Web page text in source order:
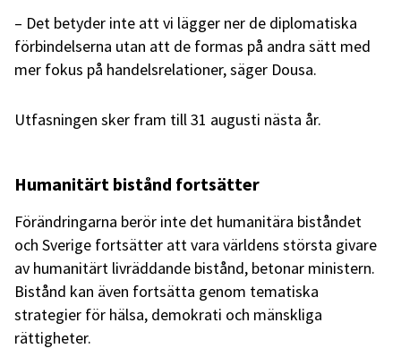
– Det betyder inte att vi lägger ner de diplomatiska
förbindelserna utan att de formas på andra sätt med
mer fokus på handelsrelationer, säger Dousa.
Utfasningen sker fram till 31 augusti nästa år.
Humanitärt bistånd fortsätter
Förändringarna berör inte det humanitära biståndet
och Sverige fortsätter att vara världens största givare
av humanitärt livräddande bistånd, betonar ministern.
Bistånd kan även fortsätta genom tematiska
strategier för hälsa, demokrati och mänskliga
rättigheter.